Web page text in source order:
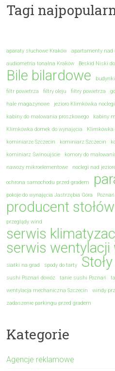
Tagi
aparaty słuchowe Kraków
apartamenty nad
audiometria tonalna Kraków
Beskid Niski
Bile bilardowe
filtr powietrza
filtry oleju filtry powietrza
hale magazynowe
jezioro Klimkówka noclegi
kabiny do malowania proszkowego
kabiny
Klimkówka domek do wynajęcia
Klimkówka
kominiarze Szczecin
kominiarz Szczecin
kominiarz Świnoujście
komory do
nawozy mikroelementowe
noclegi nad
ochrona samochodu przed gradem
pokoje do wynajęcia Jastrzębia Góra
producent
przeglądy wind
serwis
serwis wentylacji
siatki na grad spody do tarty
sushi Poznań dowóz tanie sushi Poznań
wentylacja mechaniczna Szczecin
windy
zadaszenie parkingu przed gradem
Kategorie
Agencje reklamowe